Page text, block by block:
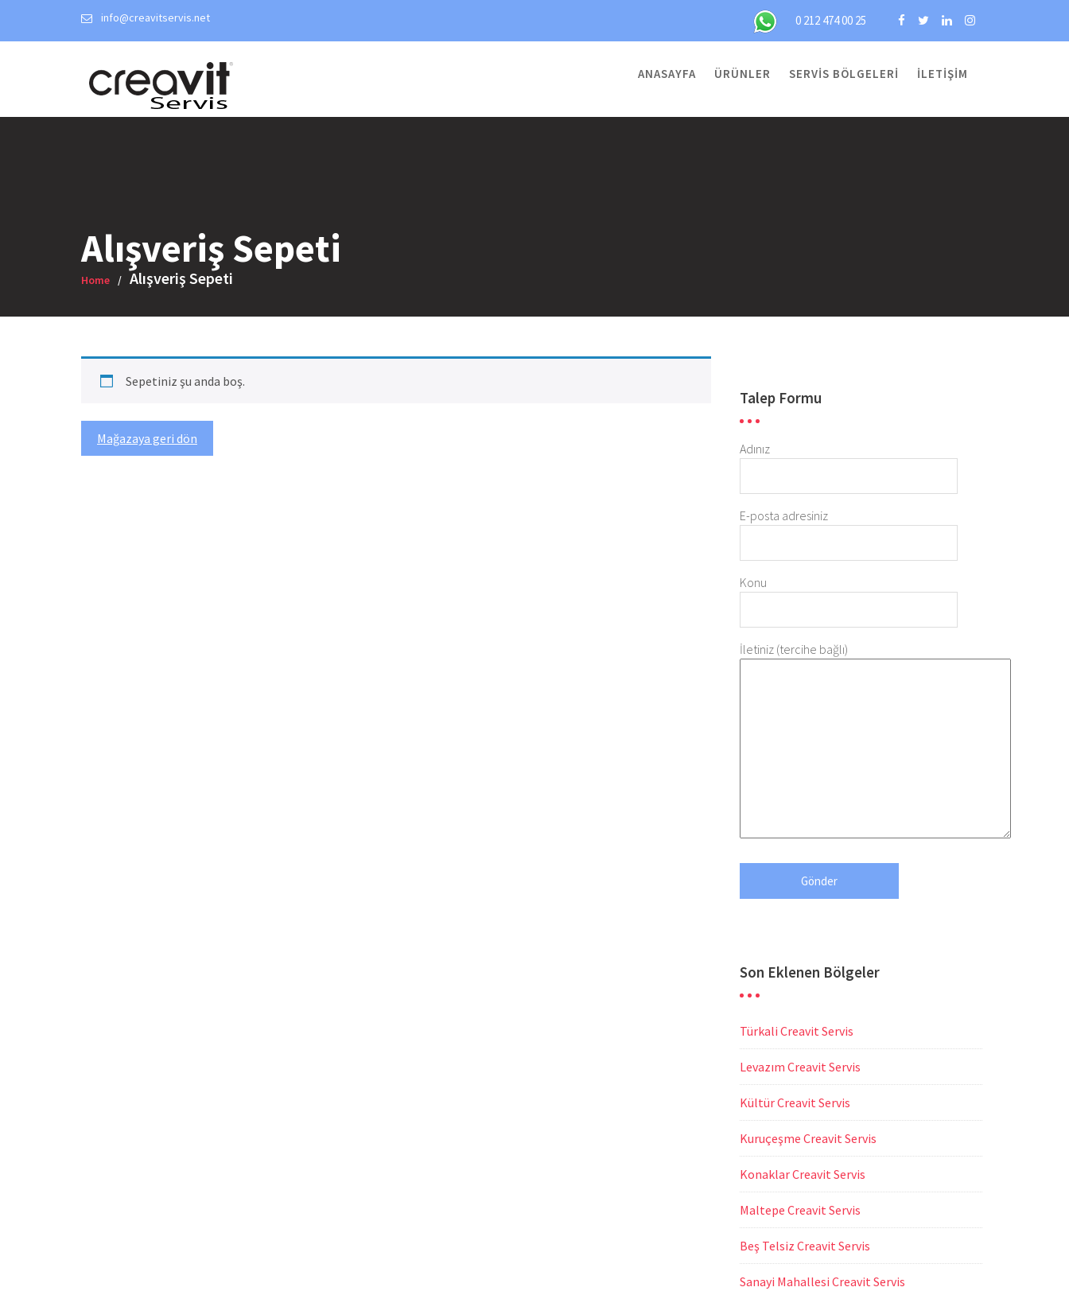
info@creavitservis.net 0 212 474 00 25
ANASAYFA ÜRÜNLER SERVIS BÖLGELERI İLETIŞIM
Alışveriş Sepeti
Home Alışveriş Sepeti
Sepetiniz şu anda boş.
Mağazaya geri dön
Talep Formu
Adınız
E-posta adresiniz
Konu
İletiniz (tercihe bağlı)
Son Eklenen Bölgeler
Türkali Creavit Servis
Levazım Creavit Servis
Kültür Creavit Servis
Kuruçeşme Creavit Servis
Konaklar Creavit Servis
Maltepe Creavit Servis
Beş Telsiz Creavit Servis
Sanayi Mahallesi Creavit Servis